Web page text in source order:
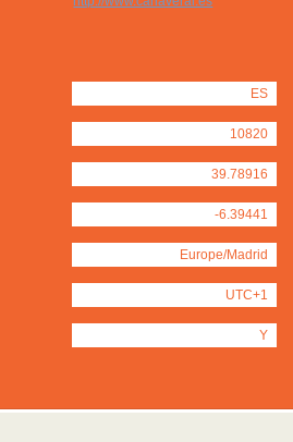
ES
10820
39.78916
-6.39441
Europe/Madrid
UTC+1
Y